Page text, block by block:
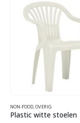
NON-FOOD,OVERIG
Plastic witte stoelen